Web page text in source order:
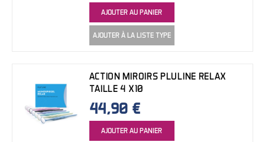
AJOUTER AU PANIER
AJOUTER À LA LISTE TYPE
ACTION MIROIRS PLULINE RELAX
TAILLE 4 X10
44,90 €
AJOUTER AU PANIER